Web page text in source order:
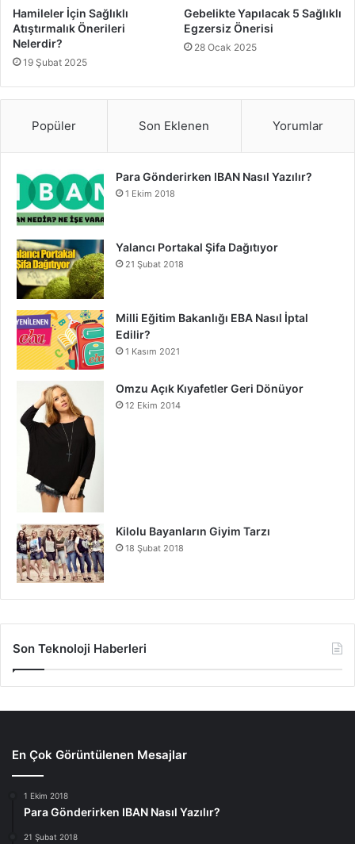
Hamileler İçin Sağlıklı
Atıştırmalık Önerileri
Nelerdir?
19 Şubat 2025
Gebelikte Yapılacak 5 Sağlıklı
Egzersiz Önerisi
28 Ocak 2025
Popüler Son Eklenen Yorumlar
Para Gönderirken IBAN Nasıl Yazılır?
1 Ekim 2018
Yalancı Portakal Şifa Dağıtıyor
21 Şubat 2018
Milli Eğitim Bakanlığı EBA Nasıl İptal
Edilir?
1 Kasım 2021
Omzu Açık Kıyafetler Geri Dönüyor
12 Ekim 2014
Kilolu Bayanların Giyim Tarzı
18 Şubat 2018
Son Teknoloji Haberleri
En Çok Görüntülenen Mesajlar
1 Ekim 2018
Para Gönderirken IBAN Nasıl Yazılır?
21 Şubat 2018